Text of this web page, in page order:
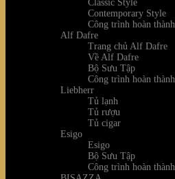
Classic Style
Contemporary Style
Công trình hoàn thành
Alf Dafre
Trang chủ Alf Dafre
Về Alf Dafre
Bộ Sưu Tập
Công trình hoàn thành
Liebherr
Tủ lạnh
Tủ rượu
Tủ cigar
Esigo
Esigo
Bộ Sưu Tập
Công trình hoàn thành